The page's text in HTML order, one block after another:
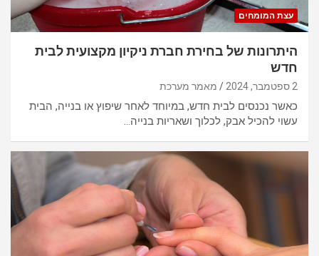
עצת המומחים
היתרונות של בחירת חברת ניקיון מקצועית לבית
חדש
2 ספטמבר, 2024 מאמר מערכת
כאשר נכנסים לבית חדש, במיוחד לאחר שיפוץ או בנייה, הבית
עשוי להכיל אבק, לכלוך ושאריות בנייה…